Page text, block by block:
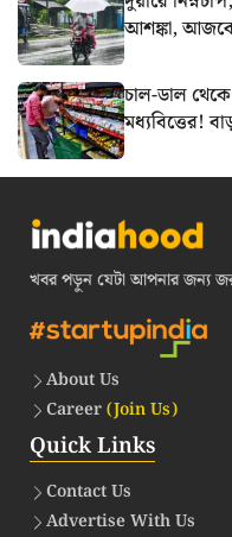
আশঙ্কা,
চাল-ডাল
মধ্যবিত্তের!
খবর পড়ুন যেটা আপনার জন্য
About Us
Career(Join Us)
Quick Links
Contact Us
Advertise With Us